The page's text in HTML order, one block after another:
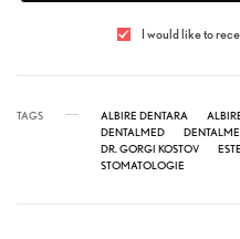
I would like to
TAGS ALBIRE DENTARA
DENTALMED
DR. GORGI KOSTOV
STOMATOLOGIE